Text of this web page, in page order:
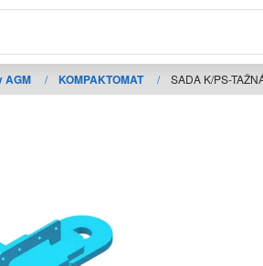
AGM / KOMPAKTOMAT / SADA K/PS-